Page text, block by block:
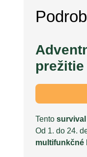
Tento
Od 1. do 24.
multifunkčné